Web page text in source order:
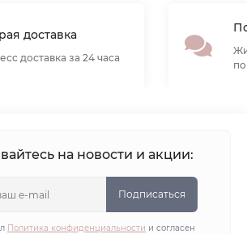
доставка
доставка за 24 часа
на новости и акции:
Подписаться
Политика конфиденциальности и согласен